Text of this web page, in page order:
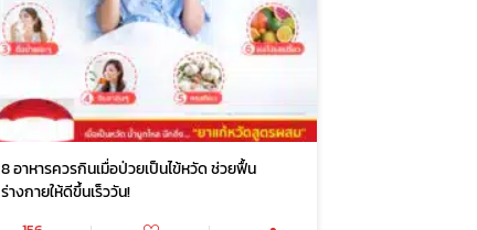
8 อาหารควรกินเมื่อป่วยเป็นไข้หวัด ช่วยฟื้น
ร่างกายให้ดีขึ้นเร็ววัน!